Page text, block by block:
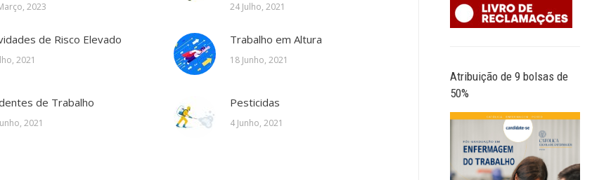
2023 24 Julho, 2021
de Risco Elevado
2021
Trabalho em Altura
18 Junho, 2021
de Trabalho
2021
Pesticidas
4 Junho, 2021
Atribuição de 9 bolsas de
50%